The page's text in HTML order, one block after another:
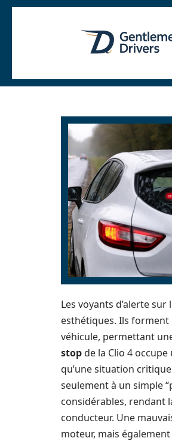
Les voyants d’alerte
esthétiques. Ils
véhicule, permettant
stopde la Clio 4
qu’une situation
seulement à un simple
considérables, rendant
conducteur. Une
moteur, mais